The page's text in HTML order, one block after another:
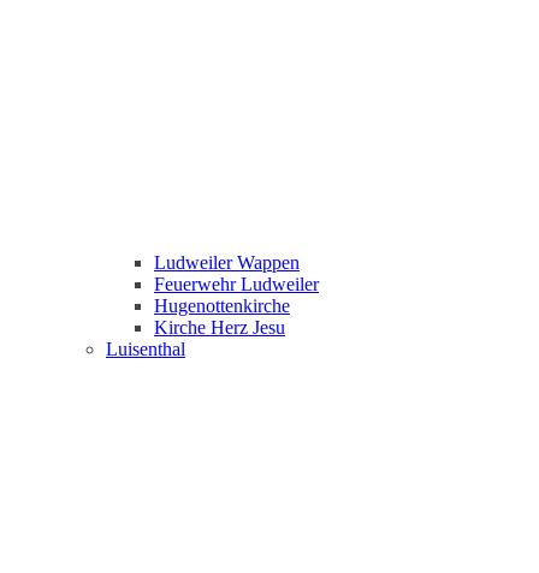
Ludweiler Wappen
Feuerwehr Ludweiler
Hugenottenkirche
Kirche Herz Jesu
Luisenthal